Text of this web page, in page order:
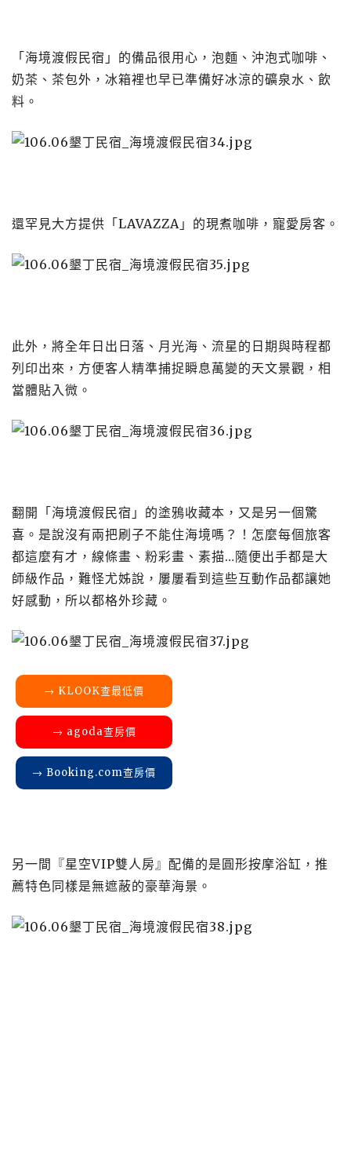
「海境渡假民宿」的備品很用心，泡麵、沖泡式咖啡、
奶茶、茶包外，冰箱裡也早已準備好冰涼的礦泉水、飲
料。
還罕見大方提供「LAVAZZA」的現煮咖啡，寵愛房客。
此外，將全年日出日落、月光海、流星的日期與時程都
列印出來，方便客人精準捕捉瞬息萬變的天文景觀，相
當體貼入微。
翻開「海境渡假民宿」的塗鴉收藏本，又是另一個驚
喜。是說沒有兩把刷子不能住海境嗎？！怎麼每個旅客
都這麼有才，線條畫、粉彩畫、素描…隨便出手都是大
師級作品，難怪尤姊說，屢屢看到這些互動作品都讓她
好感動，所以都格外珍藏。
→ KLOOK查最低價
→ agoda查房價
→ Booking.com查房價
另一間『星空VIP雙人房』配備的是圓形按摩浴缸，推
薦特色同樣是無遮蔽的豪華海景。